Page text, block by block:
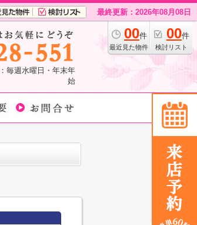
最終更新：2026年08月08日
00件
最近見た物件
00件
検討リスト
毎週水曜日・年末年
始